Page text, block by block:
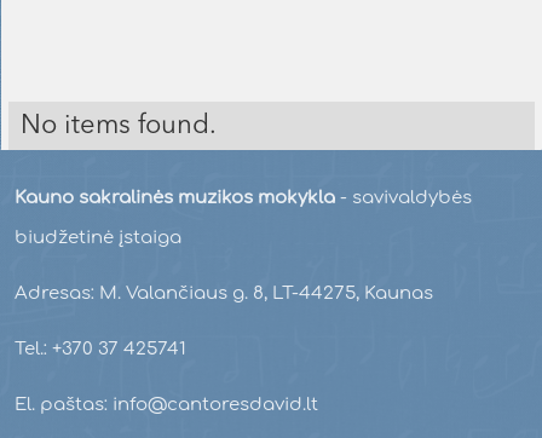
No items found.
Kauno sakralinės muzikos mokykla - savivaldybės
biudžetinė įstaiga
Adresas: M. Valančiaus g. 8, LT-44275, Kaunas
Tel.: +370 37 425741
El. paštas: info@cantoresdavid.lt